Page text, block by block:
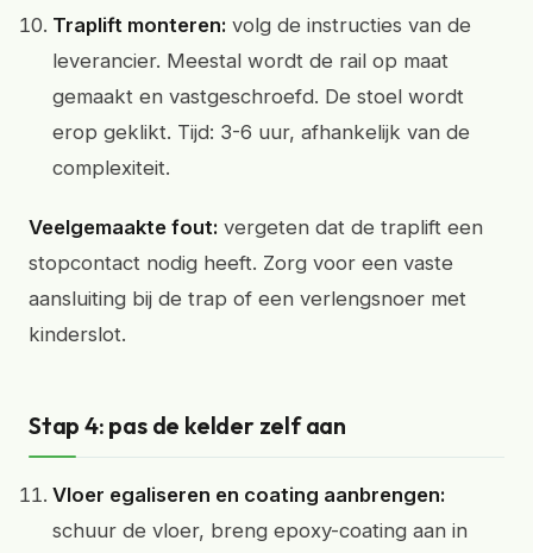
Traplift monteren: volg de instructies van de
leverancier. Meestal wordt de rail op maat
gemaakt en vastgeschroefd. De stoel wordt
erop geklikt. Tijd: 3-6 uur, afhankelijk van de
complexiteit.
Veelgemaakte fout: vergeten dat de traplift een
stopcontact nodig heeft. Zorg voor een vaste
aansluiting bij de trap of een verlengsnoer met
kinderslot.
Stap 4: pas de kelder zelf aan
Vloer egaliseren en coating aanbrengen:
schuur de vloer, breng epoxy-coating aan in